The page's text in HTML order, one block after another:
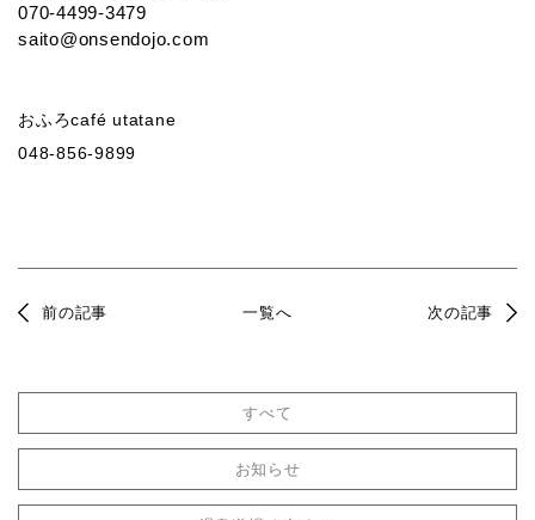
070-4499-3479
saito@onsendojo.com
おふろcafé utatane
048-856-9899
前の記事 一覧へ 次の記事
すべて
お知らせ